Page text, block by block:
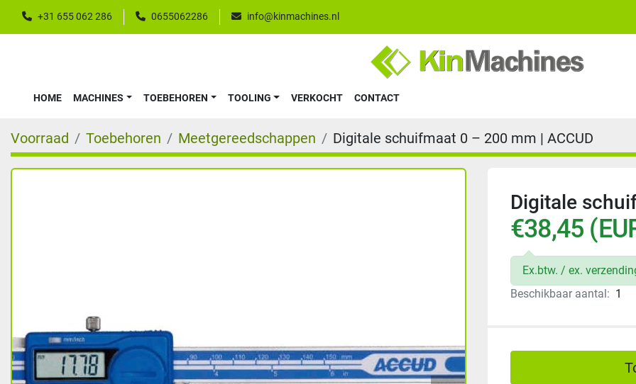
+31 655 062 286 0655062286 info@kinmachines.nl
HOME MACHINES TOEBEHOREN TOOLING VERKOCHT CONTACT
Voorraad Toebehoren Meetgereedschappen Digitale schuifmaat 0 – 200 mm | ACCUD
Digitale
€38,45
Ex.btw. / ex.
Beschikbaar aantal: 1